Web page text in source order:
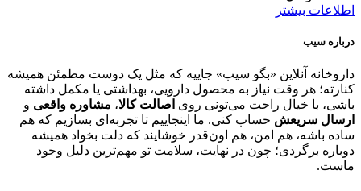
اطلاعات بیشتر
درباره سیب
داروخانه آنلاین «بگو سیب» جاییه که مثل یک دوست مطمئن همیشه
کنارته؛ هر وقت نیاز به محصول دارویی، بهداشتی یا مکمل داشته
باشی، با خیال راحت می‌تونی روی اصالت کالا، مشاوره واقعی و
ارسال سریعش حساب کنی. ما اینجاییم تا تجربه‌ای بسازیم که هم
ساده باشه، هم امن، هم اون‌قدر خوشایند که دلت بخواد همیشه
دوباره برگردی؛ چون در نهایت، سلامت تو مهم‌ترین دلیل وجود
ماست.